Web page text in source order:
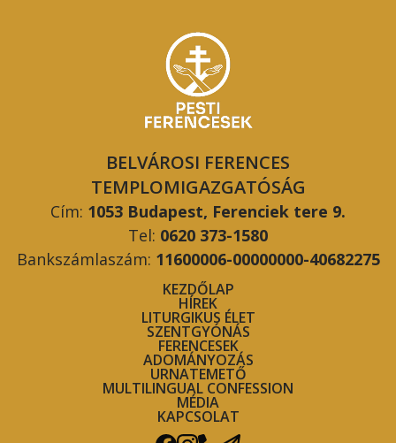
BELVÁROSI FERENCES
TEMPLOMIGAZGATÓSÁG
Cím: 1053 Budapest, Ferenciek tere 9.
Tel: 0620 373-1580
Bankszámlaszám: 11600006-00000000-40682275
KEZDŐLAP
HÍREK
LITURGIKUS ÉLET
SZENTGYÓNÁS
FERENCESEK
ADOMÁNYOZÁS
URNATEMETŐ
MULTILINGUAL CONFESSION
MÉDIA
KAPCSOLAT